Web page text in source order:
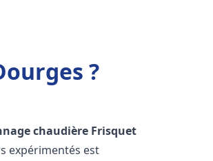
?
chaudière Frisquet
expérimentés est